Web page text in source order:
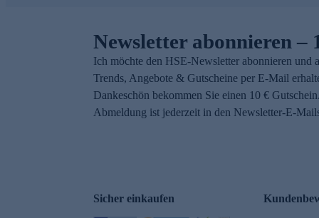
Newsletter abonnieren –
Ich möchte den HSE-Newsletter abonnieren und
Trends, Angebote & Gutscheine per E-Mail
Dankeschön bekommen Sie einen 10 €
Abmeldung ist jederzeit in den Newsletter-E-
Sicher einkaufen